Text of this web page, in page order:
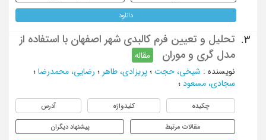
دانلود
3.
تحلیل و تعیین فرم کالبدی شهر اصفهان با استفاده از
مدل گری و موران
مقاله
نویسنده : شیخی، حجت ؛ پریزادی، طاهر ؛ رضایی، محمدرضا ؛
سجادی، مسعود ؛
چکیده کلیدواژه آدرس
مقالات مرتبط پیشنهاد دیگران